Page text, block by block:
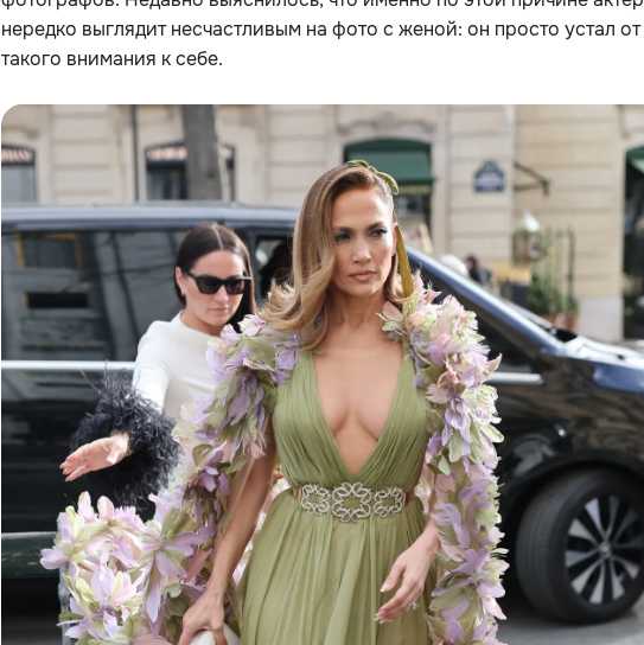
нередко выглядит несчастливым на фото с женой: он просто устал от
такого внимания к себе.